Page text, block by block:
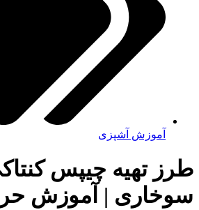
آموزش آشپزی
طرز تهیه چیپس
سوخاری | آموزش